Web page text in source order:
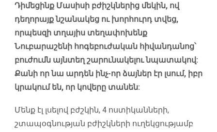
Դիմեցինք Մասիսի բժիշկներից մեկին, ով
դեղորայք նշանակեց ու խորհուրդ տվեց,
որպեսզի տղայիս տեղափոխենք
Նուբարաշենի հոգեբուժական հիվանդանոց՝
բուժումն այնտեղ շարունակելու նպատակով:
Քանի որ նա արդեն ինչ-որ ձայներ էր լսում, իբր
կրակում են, որ կովերը տանեն:
Մենք էլ լսելով բժշկին, 4 ոստիկանների,
շտապօգնության բժիշկների ուղեկցությամբ